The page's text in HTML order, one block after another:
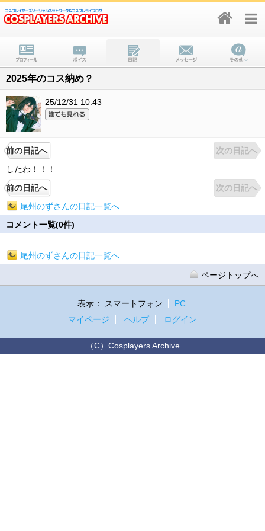
2025年のコス納め？
25/12/31 10:43
前の日記へ
次の日記へ
したわ！！！
前の日記へ
次の日記へ
尾州のずさんの日記一覧へ
コメント一覧(0件)
尾州のずさんの日記一覧へ
ページトップへ
表示： スマートフォン
PC
マイページ
ヘルプ ログイン
（C）Cosplayers Archive